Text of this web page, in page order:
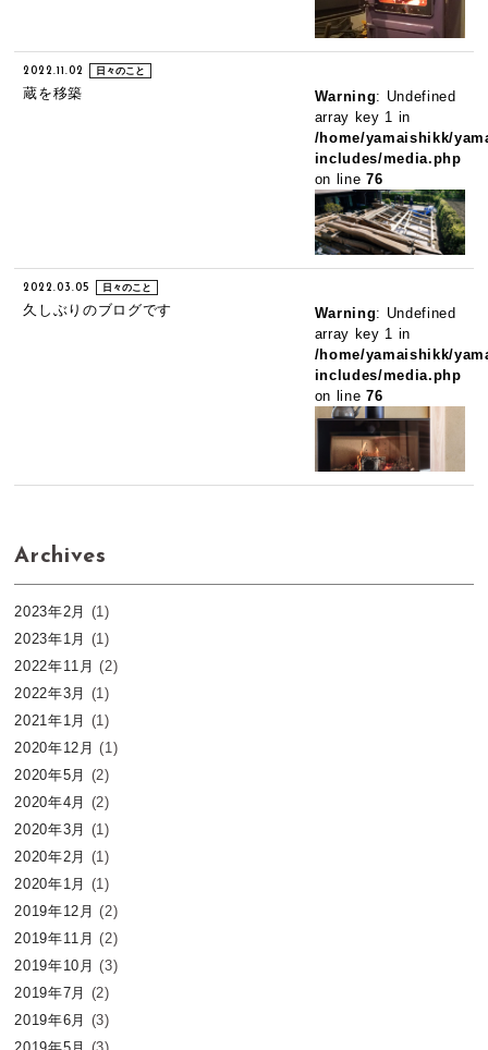
Warning: Undefined
array key 1 in
/home/yamaishikk/
includes/media.php
on line76
2022.11.02 日々のこと
蔵を移築
Warning: Undefined
array key 1 in
/home/yamaishikk/
includes/media.php
on line76
2022.03.05 日々のこと
久しぶりのブログです
Archives
2023年2月 (1)
2023年1月 (1)
2022年11月 (2)
2022年3月 (1)
2021年1月 (1)
2020年12月 (1)
2020年5月 (2)
2020年4月 (2)
2020年3月 (1)
2020年2月 (1)
2020年1月 (1)
2019年12月 (2)
2019年11月 (2)
2019年10月 (3)
2019年7月 (2)
2019年6月 (3)